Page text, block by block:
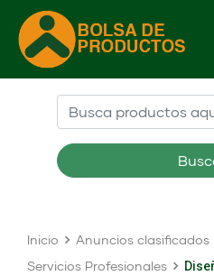
Inicio
Anuncios clasificados
Servicios Profesionales